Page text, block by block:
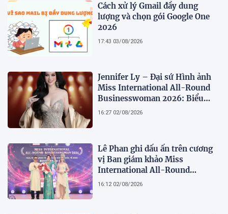
Cách xử lý Gmail đầy dung
lượng và chọn gói Google One
2026
17:43 03/08/2026
Jennifer Ly – Đại sứ Hình ảnh
Miss International All-Round
Businesswoman 2026: Biểu
tượng của nhan sắc, trí tuệ và
16:27 02/08/2026
Lê Phan ghi dấu ấn trên cương
vị Ban giám khảo Miss
International All-Round
Businesswoman 2026: Thanh
16:12 02/08/2026